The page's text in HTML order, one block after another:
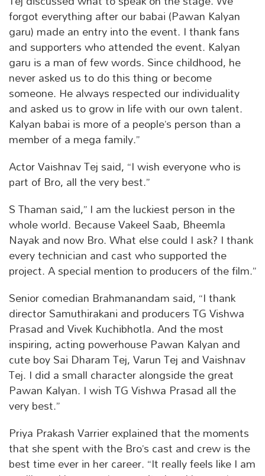
forgot everything after our babai (Pawan Kalyan
garu) made an entry into the event. I thank fans
and supporters who attended the event. Kalyan
garu is a man of few words. Since childhood, he
never asked us to do this thing or become
someone. He always respected our individuality
and asked us to grow in life with our own talent.
Kalyan babai is more of a people’s person than a
member of a mega family.”
Actor Vaishnav Tej said, “I wish everyone who is
part of Bro, all the very best.”
S Thaman said,” I am the luckiest person in the
whole world. Because Vakeel Saab, Bheemla
Nayak and now Bro. What else could I ask? I thank
every technician and cast who supported the
project. A special mention to producers of the film.”
Senior comedian Brahmanandam said, “I thank
director Samuthirakani and producers TG Vishwa
Prasad and Vivek Kuchibhotla. And the most
inspiring, acting powerhouse Pawan Kalyan and
cute boy Sai Dharam Tej, Varun Tej and Vaishnav
Tej. I did a small character alongside the great
Pawan Kalyan. I wish TG Vishwa Prasad all the
very best.”
Priya Prakash Varrier explained that the moments
that she spent with the Bro’s cast and crew is the
best time ever in her career. “It really feels like I am